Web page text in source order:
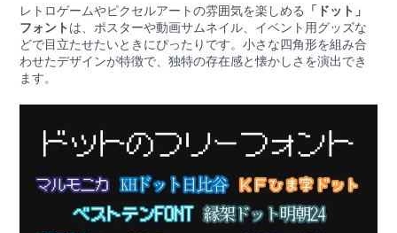
レトロゲームやピクセルアートの雰囲気を楽しめる 「ドット」
フォント は、ポスターや動画サムネイル、イベント用グッズな
どで目立たせたいときにぴったりです。小さな四角形を組み合
わせたデザインが特徴で、独特の存在感と懐かしさを演出でき
ます。